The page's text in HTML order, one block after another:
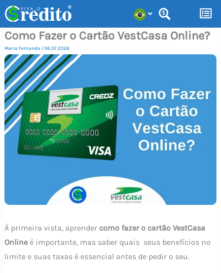
para
conteúdo
Como Fazer o Cartão VestCasa Online?
Maria Fernanda /06.07.2026
À primeira vista, aprender como fazer o cartão VestCasa
Online é importante, mas saber quais seus benefícios no
limite e suas taxas é essencial antes de pedir o seu.